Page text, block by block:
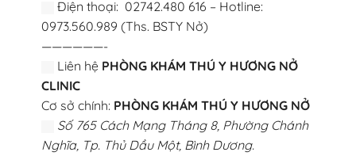
Điện thoại: 02742.480 616 – Hotline:
0973.560.989 (Ths. BSTY Nở)
——————-
Liên hệ PHÒNG KHÁM THÚ Y HƯƠNG NỞ
CLINIC
Cơ sở chính: PHÒNG KHÁM THÚ Y HƯƠNG NỞ
Số 765 Cách Mạng Tháng 8, Phường Chánh
Nghĩa, Tp. Thủ Dầu Một, Bình Dương.